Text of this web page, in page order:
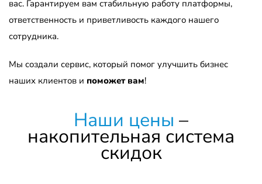
вас. Гарантируем вам стабильную работу платформы,
ответственность и приветливость каждого нашего
сотрудника.
Мы создали сервис, который помог улучшить бизнес
наших клиентов и поможет вам!
Наши цены –
накопительная система
скидок